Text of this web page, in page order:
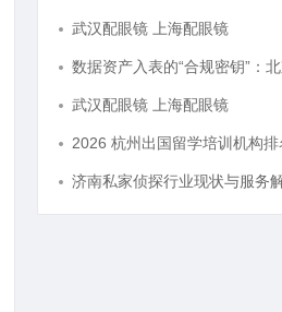
武汉配眼镜 上海配眼镜
武汉配眼镜 上海配眼镜